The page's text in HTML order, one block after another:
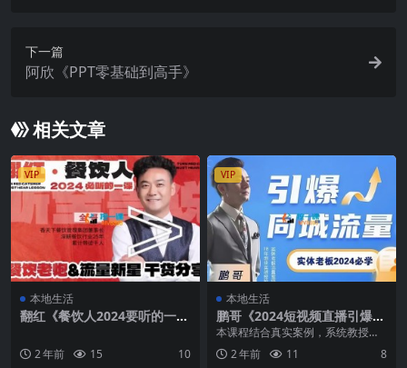
下一篇
阿欣《PPT零基础到高手》
相关文章
VIP
本地生活
翻红《餐饮人2024要听的一堂
2 年前 15 10
VIP
本地生活
鹏哥《2024短视频直播引爆同
城流量》
本课程结合真实案例，系统教授实
体店主如何通过短视频和直播引爆
同城流量。课程内容涵...
2 年前 11 8